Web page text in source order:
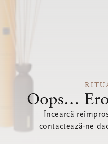
Oops…
Încearcă
contactează-ne